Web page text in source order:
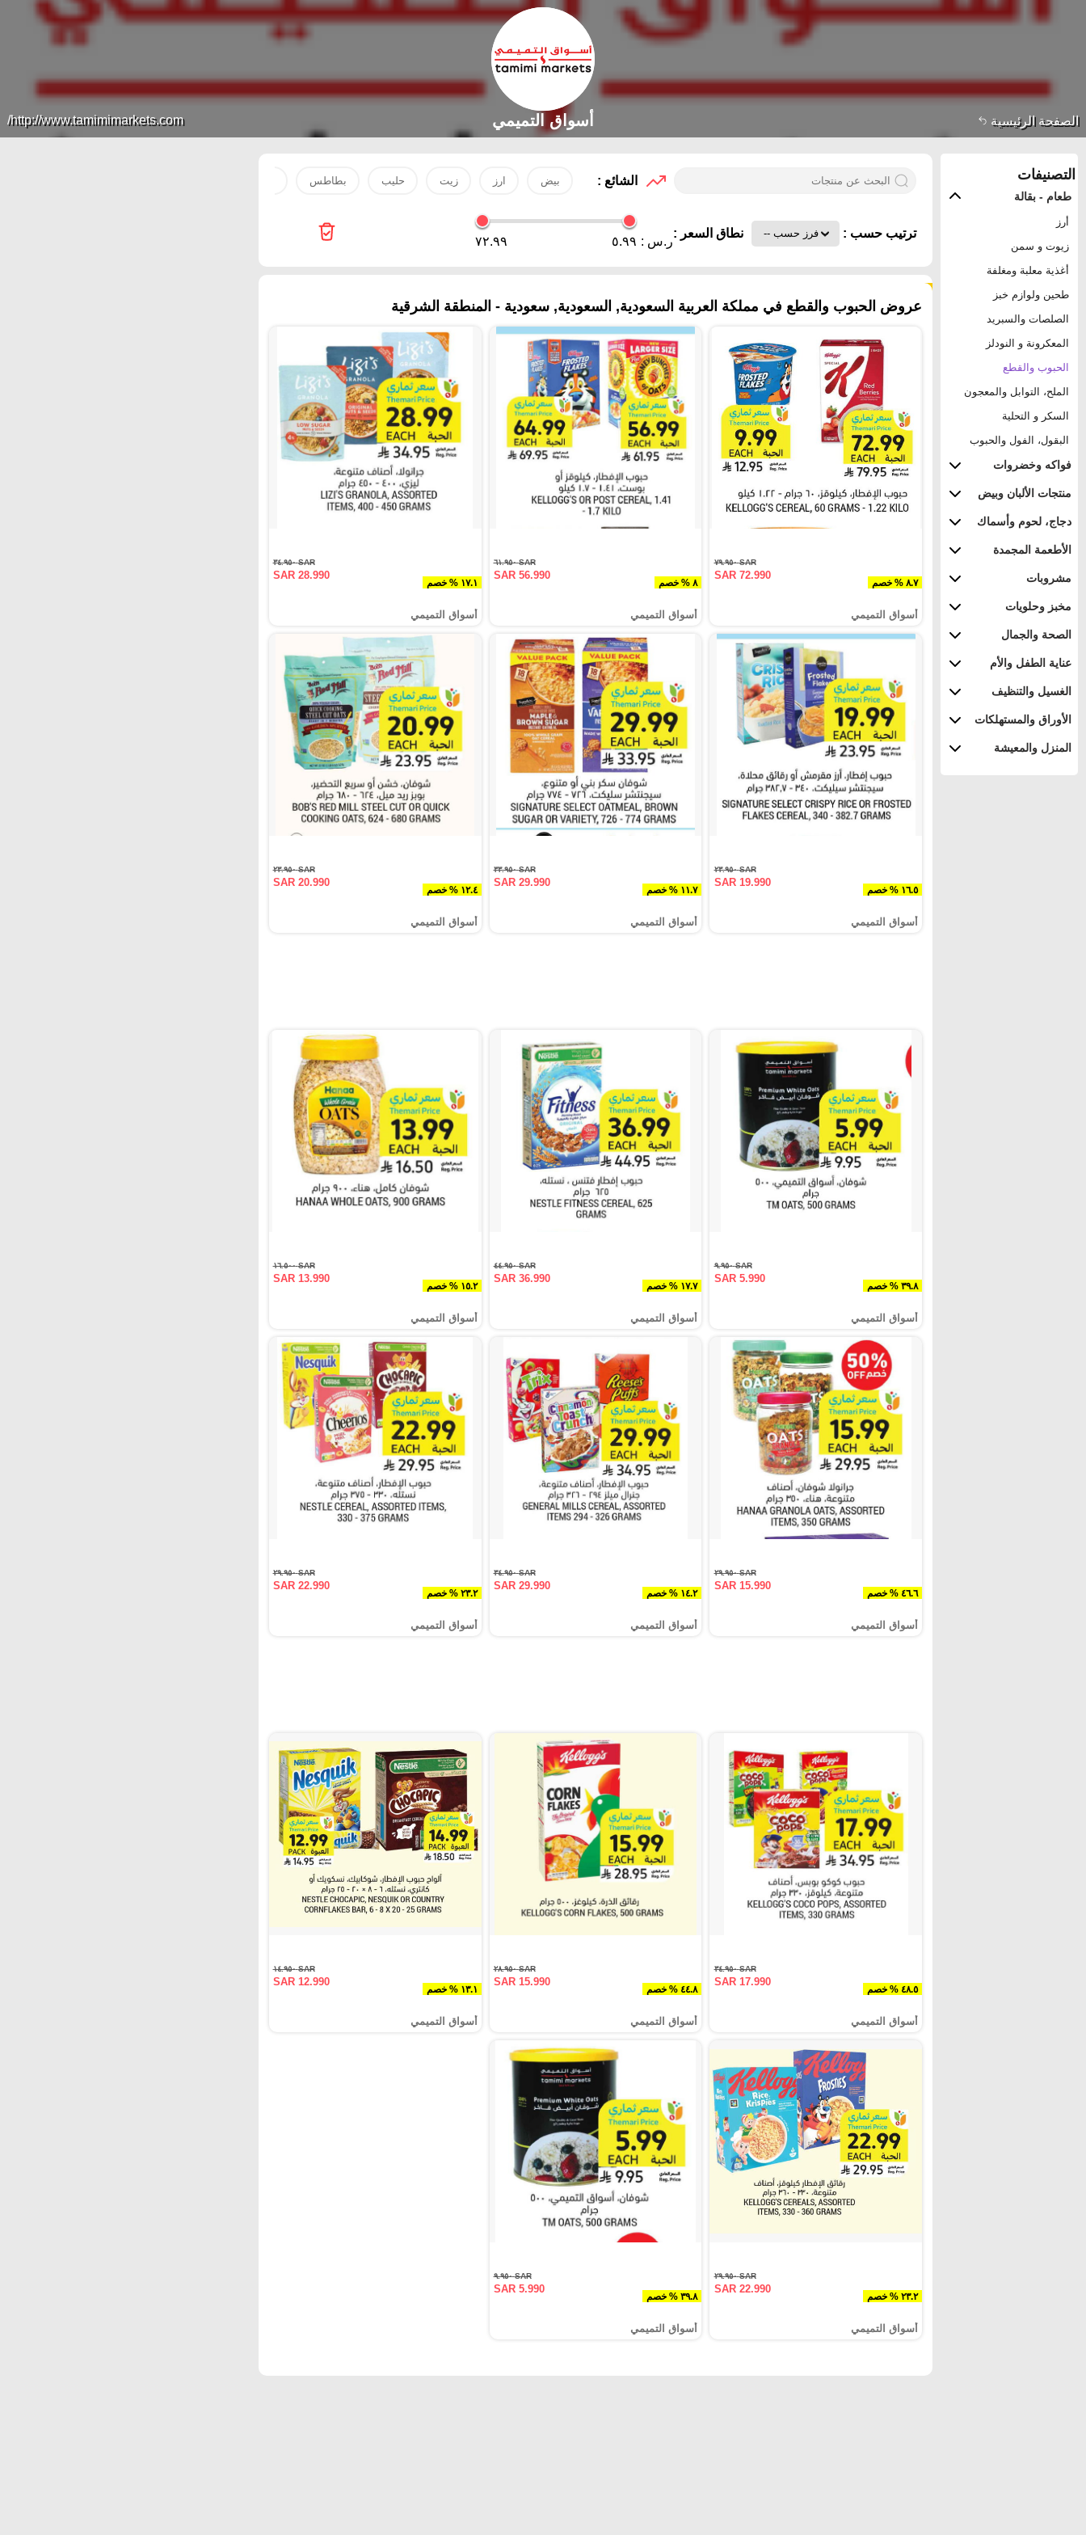
الصفحة الرئيسية http://www.tamimimarkets.com/ أسواق التميمي
التصنيفات
طعام - بقالة
أرز
زيوت و سمن
أغذية معلبة ومغلفة
طحين ولوازم خبز
الصلصات والسبريد
المعكرونة و النودلز
الحبوب والقطع
الملح، التوابل والمعجون
السكر و التحلية
البقول، الفول والحبوب
فواكه وخضروات
منتجات الألبان وبيض
دجاج، لحوم وأسماك
الأطعمة المجمدة
مشروبات
مخبز وحلويات
الصحة والجمال
عناية الطفل والأم
الغسيل والتنظيف
الأوراق والمستهلكات
المنزل والمعيشة
الشائع : بيض ارز زيت حليب بطاطس
ترتيب حسب : نطاق السعر :
ر.س : ٥.٩٩ ٧٢.٩٩
عروض الحبوب والقطع في مملكة العربية السعودية, السعودية, سعودية - المنطقة الشرقية
٨.٧ % خصم
SAR ٧٩.٩٥٠
SAR 72.990
أسواق التميمي
٨ % خصم
SAR ٦١.٩٥٠
SAR 56.990
أسواق التميمي
١٧.١ % خصم
SAR ٣٤.٩٥٠
SAR 28.990
أسواق التميمي
١٦.٥ % خصم
SAR ٢٣.٩٥٠
SAR 19.990
أسواق التميمي
١١.٧ % خصم
SAR ٣٣.٩٥٠
SAR 29.990
أسواق التميمي
١٢.٤ % خصم
SAR ٢٣.٩٥٠
SAR 20.990
أسواق التميمي
٣٩.٨ % خصم
SAR ٩.٩٥٠
SAR 5.990
أسواق التميمي
١٧.٧ % خصم
SAR ٤٤.٩٥٠
SAR 36.990
أسواق التميمي
١٥.٢ % خصم
SAR ١٦.٥٠٠
SAR 13.990
أسواق التميمي
٤٦.٦ % خصم
SAR ٢٩.٩٥٠
SAR 15.990
أسواق التميمي
١٤.٢ % خصم
SAR ٣٤.٩٥٠
SAR 29.990
أسواق التميمي
٢٣.٢ % خصم
SAR ٢٩.٩٥٠
SAR 22.990
أسواق التميمي
٤٨.٥ % خصم
SAR ٣٤.٩٥٠
SAR 17.990
أسواق التميمي
٤٤.٨ % خصم
SAR ٢٨.٩٥٠
SAR 15.990
أسواق التميمي
١٣.١ % خصم
SAR ١٤.٩٥٠
SAR 12.990
أسواق التميمي
٢٣.٢ % خصم
SAR ٢٩.٩٥٠
SAR 22.990
أسواق التميمي
٣٩.٨ % خصم
SAR ٩.٩٥٠
SAR 5.990
أسواق التميمي